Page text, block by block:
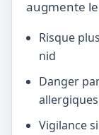
augmente
Risque
nid
Danger
allergiques
Vigilance